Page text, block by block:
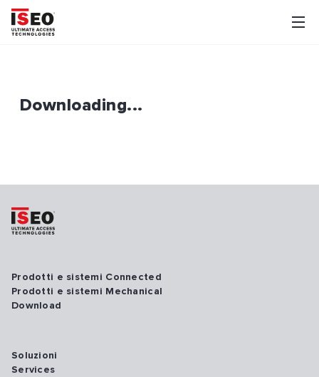
Downloading...
Prodotti e sistemi Connected
Prodotti e sistemi Mechanical
Download
Soluzioni
Services